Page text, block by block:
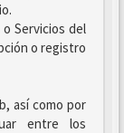
Servicios del
o registro
así como por
entre los